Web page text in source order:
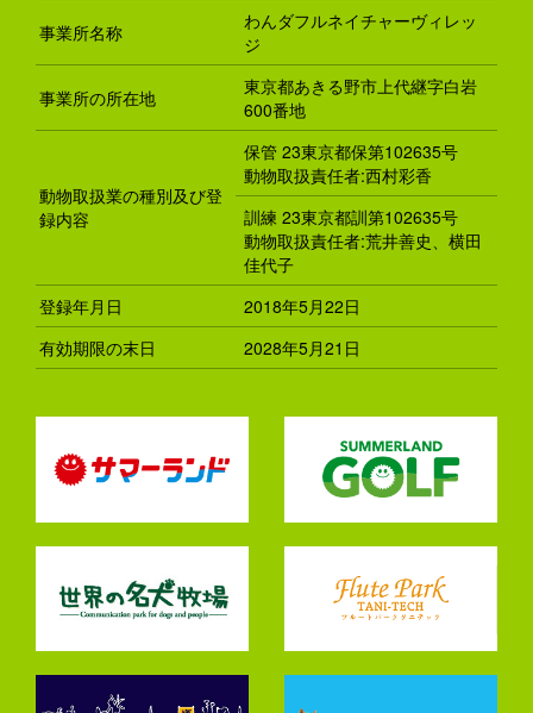
事業所名称
わんダフルネイチャーヴィレッ
ジ
事業所の所在地
東京都あきる野市上代継字白岩
600番地
動物取扱業の種別及び登
録内容
保管 23東京都保第102635号
動物取扱責任者:西村彩香
訓練 23東京都訓第102635号
動物取扱責任者:荒井善史、横田
佳代子
登録年月日
2018年5月22日
有効期限の末日
2028年5月21日